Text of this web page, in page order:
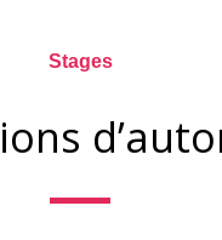
Stages